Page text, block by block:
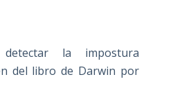
la impostura
del libro de Darwin por